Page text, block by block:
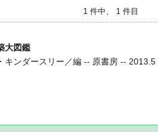
1 件中、 1 件目
大図鑑
キンダースリー／編 -- 原書房 --